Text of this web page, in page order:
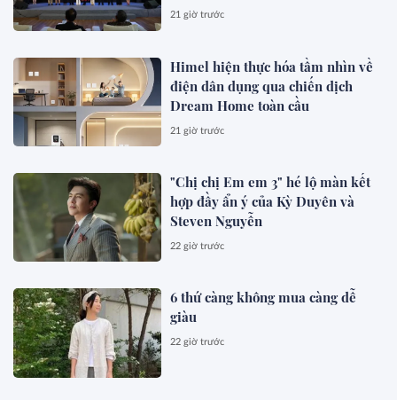
21 giờ trước
Himel hiện thực hóa tầm nhìn về
điện dân dụng qua chiến dịch
Dream Home toàn cầu
21 giờ trước
"Chị chị Em em 3" hé lộ màn kết
hợp đầy ẩn ý của Kỳ Duyên và
Steven Nguyễn
22 giờ trước
6 thứ càng không mua càng dễ
giàu
22 giờ trước